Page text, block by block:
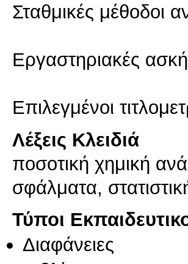
Σταθμικές μέθοδοι
Εργαστηριακές
Επιλεγμένοι
Λέξεις Κλειδιά
ποσοτική χημική
σφάλματα,
Τύποι
Διαφάνειες